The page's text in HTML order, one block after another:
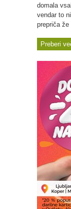
domala
vendar to
prepriča
Preberi